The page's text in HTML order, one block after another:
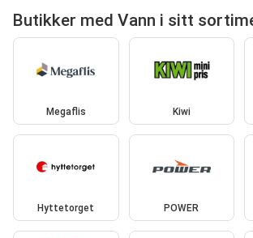
Butikker med Vann i sitt
Megaflis Kiwi
Hyttetorget POWER